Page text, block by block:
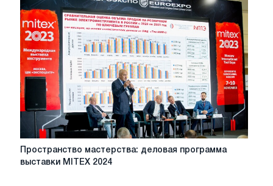
ділянки
для
будівництва
соціальної
інфраструктури
у
«Смарагдовому
Бору»
Пространство
мастерства:
Пространство мастерства: деловая программа
выставки MITEX 2024